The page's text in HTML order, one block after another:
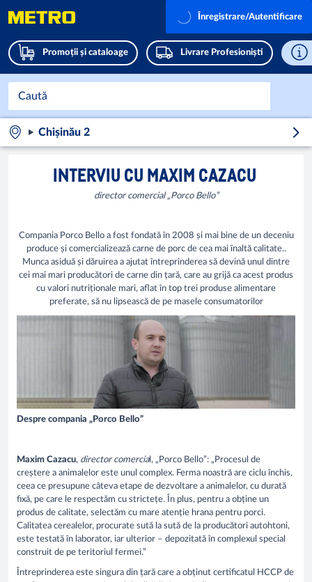
Promoții și cataloage Livrare Profesioniști
Înregistrare/Autentificare
Chișinău 2
INTERVIU CU MAXIM CAZACU
director comercial „Porco Bello”
Compania Porco Bello a fost fondată în 2008 și mai bine de un deceniu
produce și comercializează carne de porc de cea mai înaltă calitate..
Munca asiduă și dăruirea a ajutat întreprinderea să devină unul dintre
cei mai mari producători de carne din țară, care au grijă ca acest produs
cu valori nutriționale mari, aflat în top trei produse alimentare
preferate, să nu lipsească de pe masele consumatorilor
Despre compania „Porco Bello”
Maxim Cazacu, director comercial, „Porco Bello”: „Procesul de
creștere a animalelor este unul complex. Ferma noastră are ciclu închis,
ceea ce presupune câteva etape de dezvoltare a animalelor, cu durată
fixă, pe care le respectăm cu strictețe. În plus, pentru a obține un
produs de calitate, selectăm cu mare atenție hrana pentru porci.
Calitatea cerealelor, procurate sută la sută de la producători autohtoni,
este testată în laborator, iar ulterior – depozitată în complexul special
construit de pe teritoriul fermei.”
Întreprinderea este singura din țară care a obținut certificatul HCCP de